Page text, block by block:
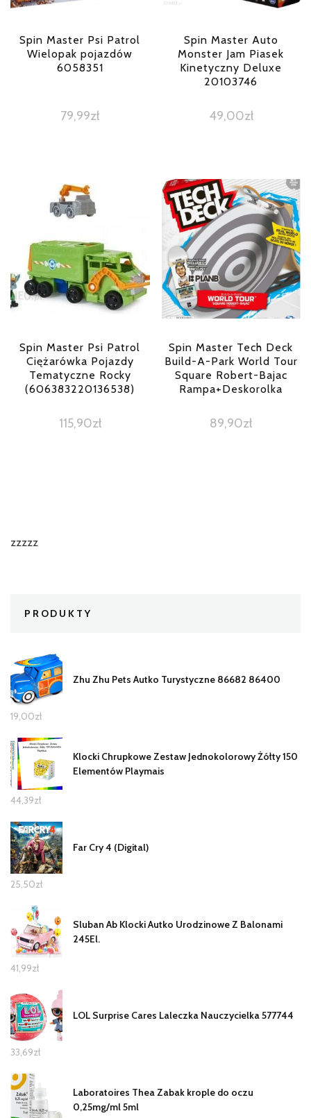
Spin Master Psi Patrol
Wielopak pojazdów
6058351
79,99zł
Spin Master Auto
Monster Jam Piasek
Kinetyczny Deluxe
20103746
49,00zł
Spin Master Psi Patrol
Ciężarówka Pojazdy
Tematyczne Rocky
(606383220136538)
115,90zł
Spin Master Tech Deck
Build-A-Park World Tour
Square Robert-Bajac
Rampa+Deskorolka
89,90zł
zzzzz
PRODUKTY
Zhu Zhu Pets Autko Turystyczne 86682 86400
19,00zł
Klocki Chrupkowe Zestaw Jednokolorowy Żółty 150
Elementów Playmais
44,39zł
Far Cry 4 (Digital)
25,50zł
Sluban Ab Klocki Autko Urodzinowe Z Balonami
245El.
41,99zł
LOL Surprise Cares Laleczka Nauczycielka 577744
33,69zł
Laboratoires Thea Zabak krople do oczu
0,25mg/ml 5ml